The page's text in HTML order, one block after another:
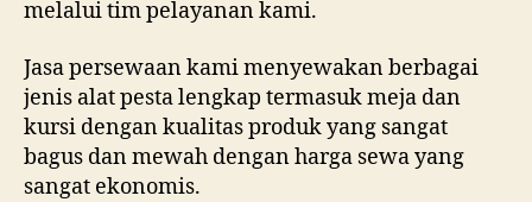
melalui tim pelayanan kami.
Jasa persewaan kami menyewakan berbagai
jenis alat pesta lengkap termasuk meja dan
kursi dengan kualitas produk yang sangat
bagus dan mewah dengan harga sewa yang
sangat ekonomis.